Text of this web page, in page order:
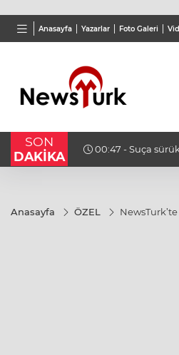
Anasayfa Yazarlar Foto Galeri
BGN
28,0626%0,37
VND
SON
DAKİKA
00:57 - Suudi
Anasayfa ÖZEL